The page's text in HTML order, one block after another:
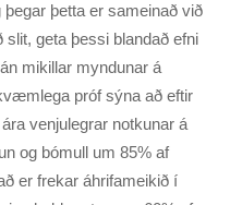
þetta er sameinað við
slit, geta þessi blandað efni
mikillar myndunar á
próf sýna að eftir
venjulegrar notkunar á
og bómull um 85% af
er frekar áhrifameikið í